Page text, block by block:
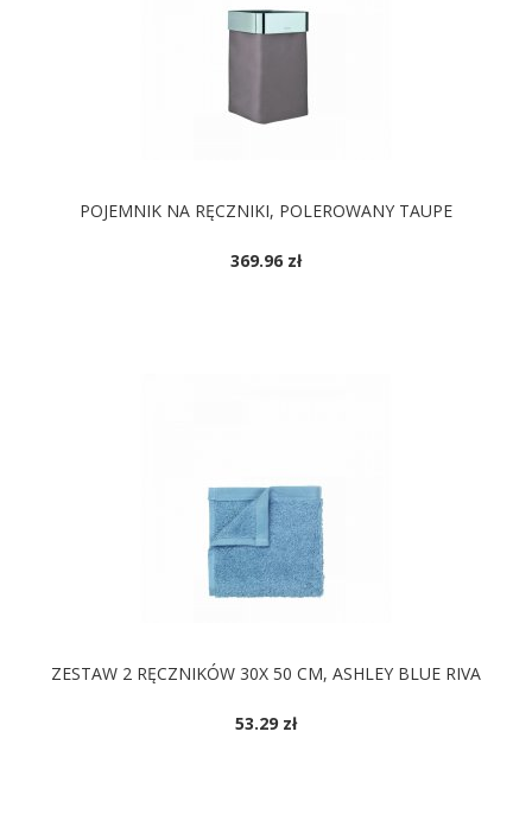
POJEMNIK NA RĘCZNIKI, POLEROWANY TAUPE
369.96 zł
ZESTAW 2 RĘCZNIKÓW 30X 50 CM, ASHLEY BLUE RIVA
53.29 zł